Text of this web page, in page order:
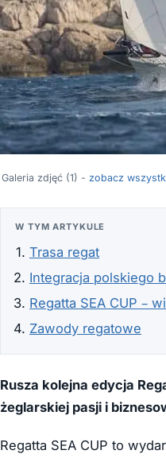
Galeria zdjęć (1) - zobacz
W TYM ARTYKULE
Trasa regat
Integracja polskiego
Regatta SEA CUP –
Zawody regatowe
Rusza kolejna edycja
żeglarskiej pasji i
Regatta SEA CUP to